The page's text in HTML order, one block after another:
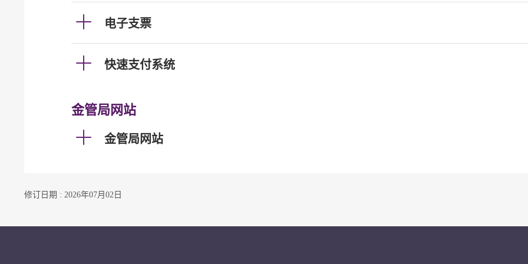
电子支票
快速支付系统
金管局网站
金管局网站
修订日期 : 2026年07月02日